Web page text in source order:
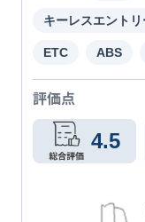
キーレスエントリ
ETC ABS
評価点
4.5